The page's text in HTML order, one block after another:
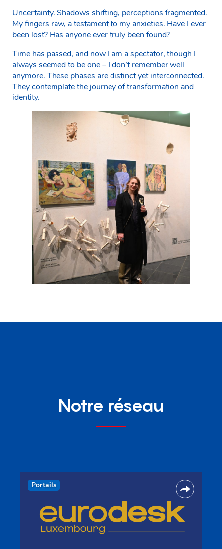
Uncertainty. Shadows shifting, perceptions fragmented.
My fingers raw, a testament to my anxieties. Have I ever
been lost? Has anyone ever truly been found?
Time has passed, and now I am a spectator, though I
always seemed to be one – I don’t remember well
anymore. These phases are distinct yet interconnected.
They contemplate the journey of transformation and
identity.
Notre réseau
Portails